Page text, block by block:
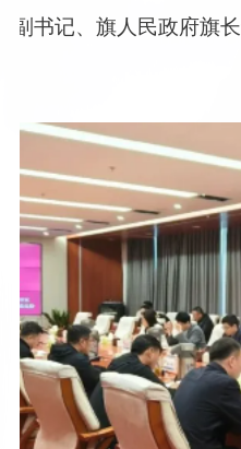
副书记、旗人民政府旗